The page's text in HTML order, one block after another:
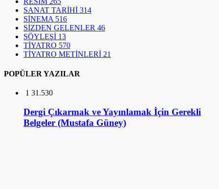
SANAT TARİHİ 314
SİNEMA 516
SİZDEN GELENLER 46
SÖYLEŞİ 13
TİYATRO 570
TİYATRO METİNLERİ 21
POPÜLER YAZILAR
1 31.530
Dergi Çıkarmak ve Yayınlamak İçin Gerekli
Belgeler (Mustafa Güney)